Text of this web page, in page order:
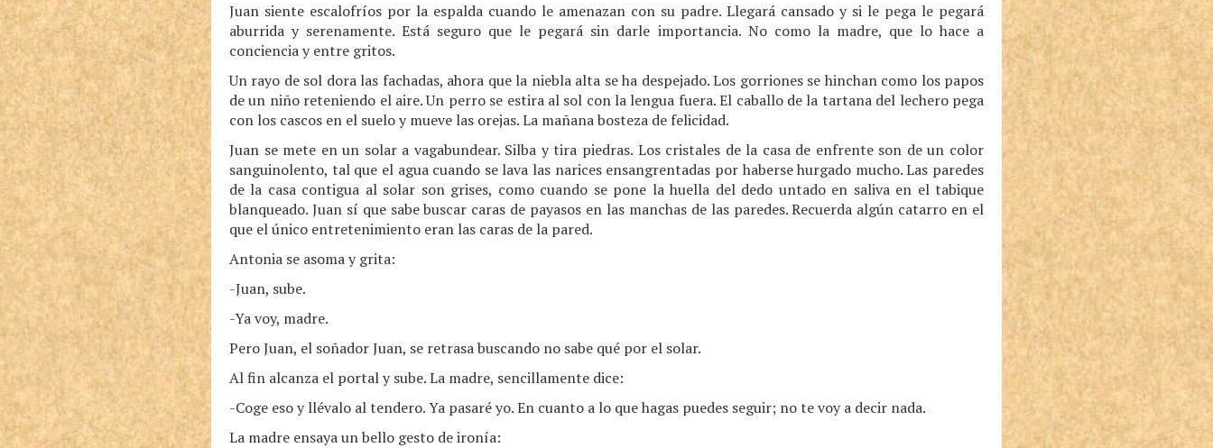
Juan siente escalofríos por la espalda cuando le amenazan con su padre. Llegará cansado y si le pega le pegará
aburrida y serenamente. Está seguro que le pegará sin darle importancia. No como la madre, que lo hace a
conciencia y entre gritos.
Un rayo de sol dora las fachadas, ahora que la niebla alta se ha despejado. Los gorriones se hinchan como los papos
de un niño reteniendo el aire. Un perro se estira al sol con la lengua fuera. El caballo de la tartana del lechero pega
con los cascos en el suelo y mueve las orejas. La mañana bosteza de felicidad.
Juan se mete en un solar a vagabundear. Silba y tira piedras. Los cristales de la casa de enfrente son de un color
sanguinolento, tal que el agua cuando se lava las narices ensangrentadas por haberse hurgado mucho. Las paredes
de la casa contigua al solar son grises, como cuando se pone la huella del dedo untado en saliva en el tabique
blanqueado. Juan sí que sabe buscar caras de payasos en las manchas de las paredes. Recuerda algún catarro en el
que el único entretenimiento eran las caras de la pared.
Antonia se asoma y grita:
-Juan, sube.
-Ya voy, madre.
Pero Juan, el soñador Juan, se retrasa buscando no sabe qué por el solar.
Al fin alcanza el portal y sube. La madre, sencillamente dice:
-Coge eso y llévalo al tendero. Ya pasaré yo. En cuanto a lo que hagas puedes seguir; no te voy a decir nada.
La madre ensaya un bello gesto de ironía: